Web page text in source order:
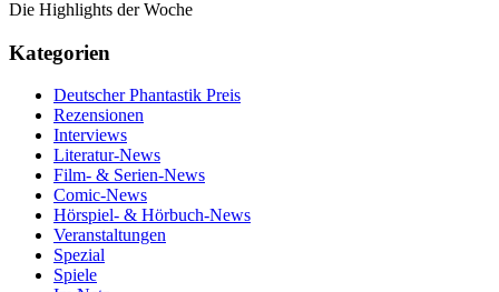
Die Highlights der Woche
Kategorien
Deutscher Phantastik Preis
Rezensionen
Interviews
Literatur-News
Film- & Serien-News
Comic-News
Hörspiel- & Hörbuch-News
Veranstaltungen
Spezial
Spiele